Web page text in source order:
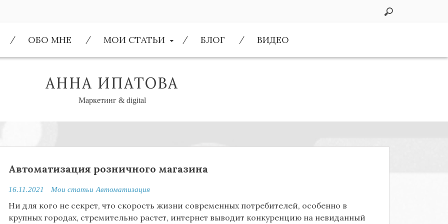
ОБО МНЕ МОИ СТАТЬИ БЛОГ ВИДЕО
АННА ИПАТОВА
Маркетинг & digital
Автоматизация розничного магазина
16.11.2021 Мои статьи Автоматизация
Ни для кого не секрет, что скорость жизни современных потребителей, особенно в
крупных городах, стремительно растет, интернет выводит конкуренцию на невиданный